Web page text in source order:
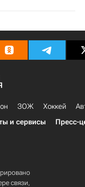
ЗОЖ Хоккей
и сервисы Пресс-
связи,